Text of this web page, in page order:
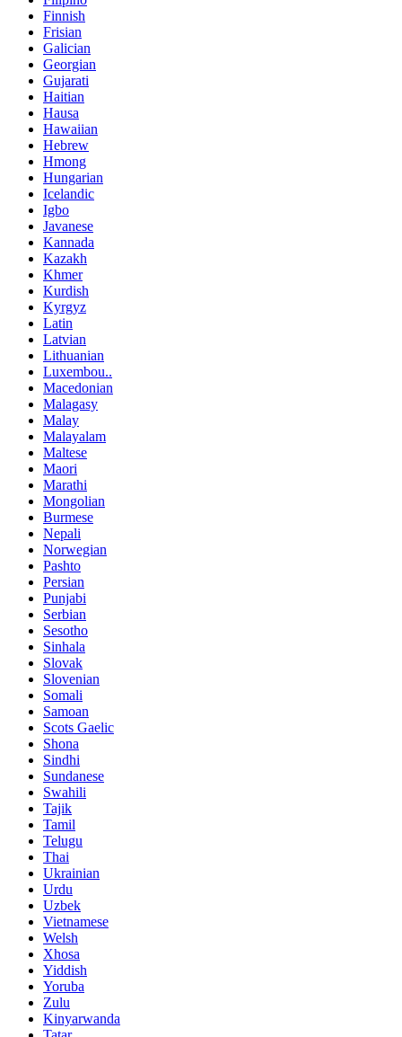
Finnish
Frisian
Galician
Georgian
Gujarati
Haitian
Hausa
Hawaiian
Hebrew
Hmong
Hungarian
Icelandic
Igbo
Javanese
Kannada
Kazakh
Khmer
Kurdish
Kyrgyz
Latin
Latvian
Lithuanian
Luxembou..
Macedonian
Malagasy
Malay
Malayalam
Maltese
Maori
Marathi
Mongolian
Burmese
Nepali
Norwegian
Pashto
Persian
Punjabi
Serbian
Sesotho
Sinhala
Slovak
Slovenian
Somali
Samoan
Scots Gaelic
Shona
Sindhi
Sundanese
Swahili
Tajik
Tamil
Telugu
Thai
Ukrainian
Urdu
Uzbek
Vietnamese
Welsh
Xhosa
Yiddish
Yoruba
Zulu
Kinyarwanda